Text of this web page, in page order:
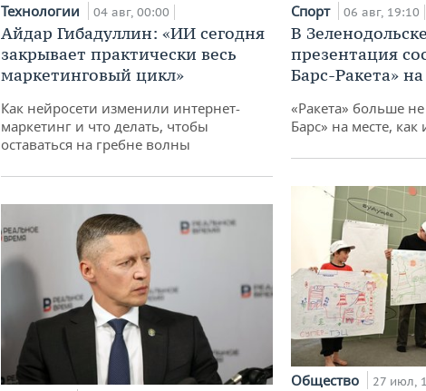
Технологии 04 авг, 00:00
Айдар Гибадуллин: «ИИ сегодня
закрывает практически весь
маркетинговый цикл»
Как нейросети изменили интернет-
маркетинг и что делать, чтобы
оставаться на гребне волны
Спорт 06 авг, 19:10
В
презентация
Барс-Ракета»
«Ракета» больше
Барс» на месте, как
Общество 27 июл,